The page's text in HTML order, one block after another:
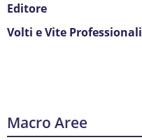
Editore
Volti e Vite Professionali
Macro Aree